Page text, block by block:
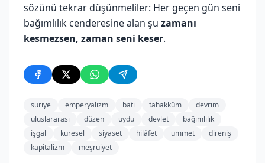
sözünü tekrar düşünmeliler: Her geçen gün seni
bağımlılık cenderesine alan şu zamanı
kesmezsen, zaman seni keser.
suriye emperyalizm batı tahakküm
devrim
uluslararası
düzen uydu devlet
bağımlılık
işgal
küresel siyaset hilâfet ümmet
direniş
kapitalizm
meşruiyet